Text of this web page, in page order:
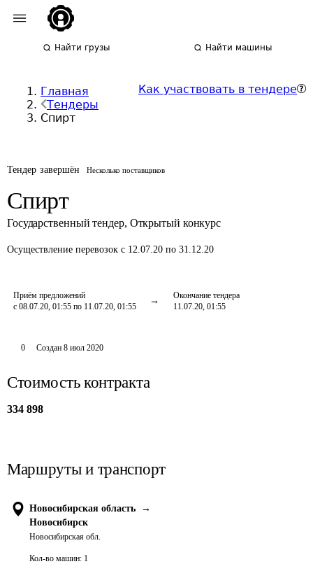
Найти грузы Найти машины
Главная
Тендеры
Спирт
Как участвовать в тендере
Тендер завершён Несколько поставщиков
Спирт
Государственный тендер, Открытый конкурс
Осуществление перевозок с 12.07.20 по 31.12.20
Приём предложений
с 08.07.20, 01:55 по 11.07.20, 01:55
Окончание тендера
11.07.20, 01:55
0 Создан 8 июл 2020
Стоимость контракта
334 898
Маршруты и транспорт
Новосибирская область
→
Новосибирск
Новосибирская обл.
Кол-во машин: 1